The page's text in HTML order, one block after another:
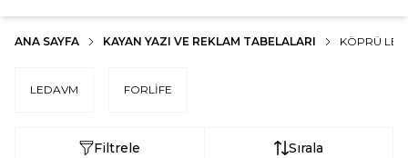
ANA SAYFA KAYAN YAZI VE REKLAM TABELALARI KÖPRÜ
LEDAVM FORLİFE
Filtrele Sırala